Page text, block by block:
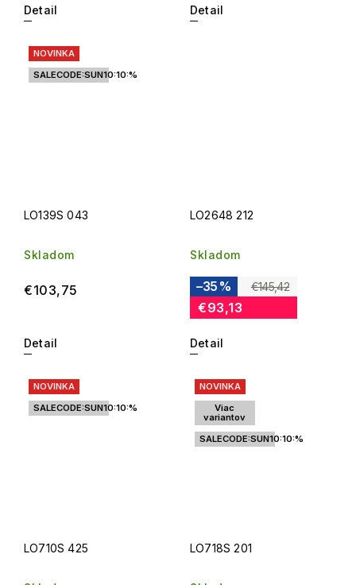
Detail Detail
NOVINKA
SALECODE:SUN10:10:%
LO139S 043
Skladom
€103,75
Detail
LO2648 212
Skladom
€145,42
–35 %
€93,13
Detail
NOVINKA
SALECODE:SUN10:10:%
LO710S 425
NOVINKA
Viac
variantov
SALECODE:SUN10:10:%
LO718S 201